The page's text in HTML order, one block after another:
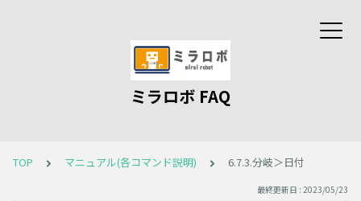
ミラロボ FAQ
TOP マニュアル(各コマンド説明) 6.7.3.分岐＞日付
最終更新日 : 2023/05/23